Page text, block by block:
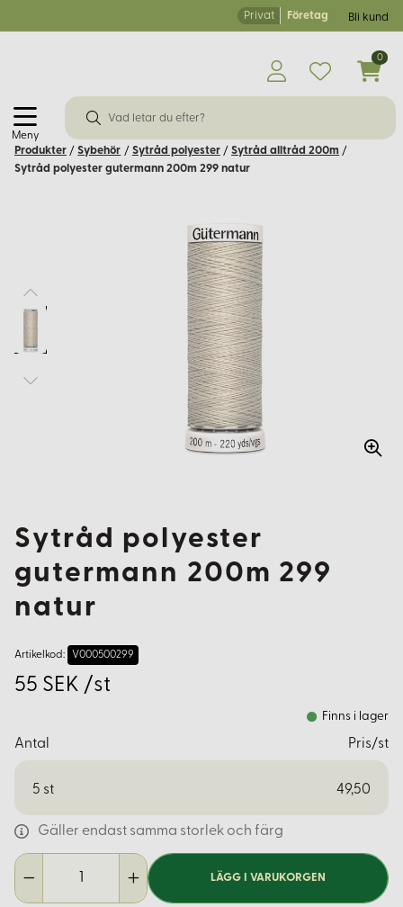
Privat Företag Bli kund
Meny
0
Produkter / Sybehör / Sytråd polyester / Sytråd alltråd 200m /
Sytråd polyester gutermann 200m 299 natur
Sytråd polyester
gutermann 200m 299
natur
Artikelkod: V000500299
55 SEK /st
Finns i lager
Antal Pris/st
5 st 49,50
Gäller endast samma storlek och färg
LÄGG I VARUKORGEN